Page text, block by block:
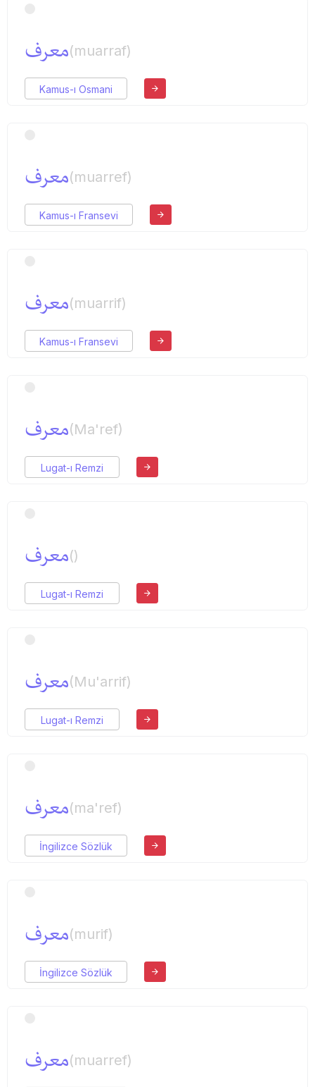
معرف(muarraf)
Kamus-ı Osmani
معرف(muarref)
Kamus-ı Fransevi
معرف(muarrif)
Kamus-ı Fransevi
معرف(Ma'ref)
Lugat-ı Remzi
معرف()
Lugat-ı Remzi
معرف(Mu'arrif)
Lugat-ı Remzi
معرف(ma'ref)
İngilizce Sözlük
معرف(murif)
İngilizce Sözlük
معرف(muarref)